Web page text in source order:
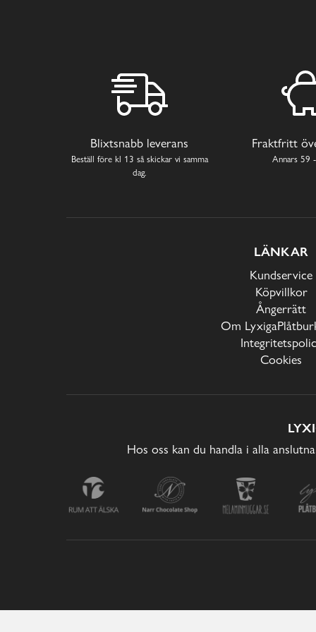
Blixtsnabb leverans
Beställ före kl 13 så skickar vi samma
dag.
Fraktfritt
Annars 59
LÄNKAR
Kundservice
Köpvillkor
Ångerrätt
Om
Cookies
Hos oss kan du handla i alla